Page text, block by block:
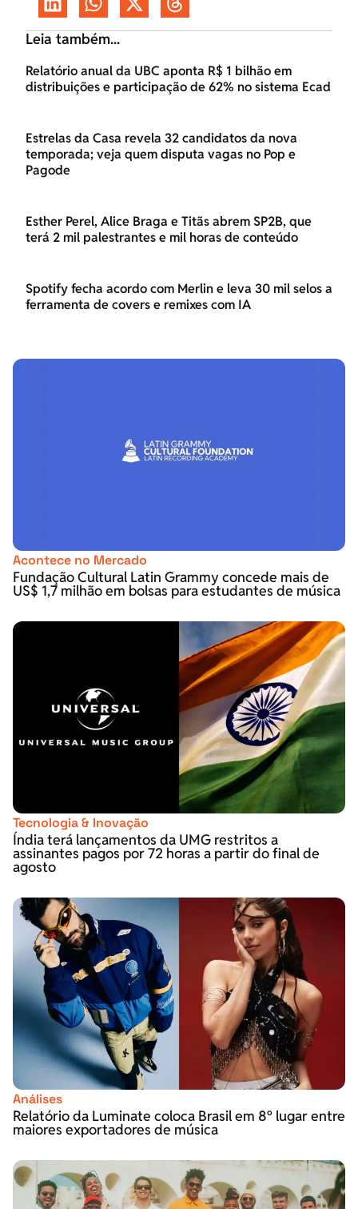
Leia também...
Relatório anual da UBC aponta R$ 1 bilhão em
distribuições e participação de 62% no sistema Ecad
Estrelas da Casa revela 32 candidatos da nova
temporada; veja quem disputa vagas no Pop e
Pagode
Esther Perel, Alice Braga e Titãs abrem SP2B, que
terá 2 mil palestrantes e mil horas de conteúdo
Spotify fecha acordo com Merlin e leva 30 mil selos a
ferramenta de covers e remixes com IA
Acontece no Mercado
Fundação Cultural Latin Grammy concede mais de
US$ 1,7 milhão em bolsas para estudantes de música
Tecnologia & Inovação
Índia terá lançamentos da UMG restritos a
assinantes pagos por 72 horas a partir do final de
agosto
Análises
Relatório da Luminate coloca Brasil em 8º lugar entre
maiores exportadores de música